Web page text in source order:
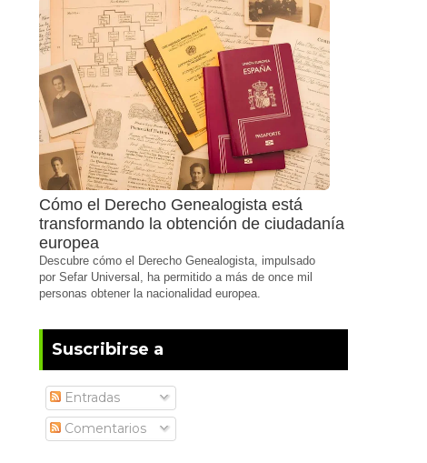
Cómo el Derecho Genealogista está
transformando la obtención de ciudadanía
europea
Descubre cómo el Derecho Genealogista, impulsado
por Sefar Universal, ha permitido a más de once mil
personas obtener la nacionalidad europea.
Suscribirse a
Entradas
Comentarios